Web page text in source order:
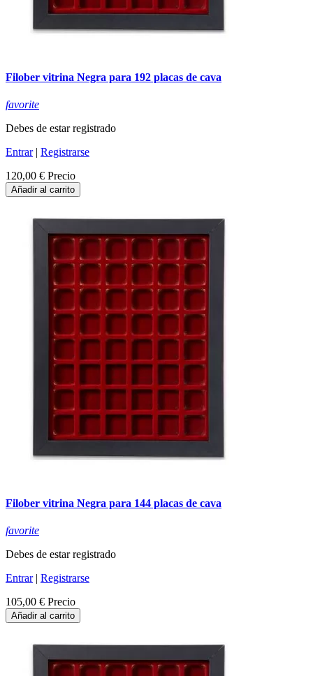
Filober vitrina Negra para 192 placas de cava
favorite
Debes de estar registrado
Entrar| Registrarse
120,00 € Precio
Añadir al carrito
Filober vitrina Negra para 144 placas de cava
favorite
Debes de estar registrado
Entrar| Registrarse
105,00 € Precio
Añadir al carrito